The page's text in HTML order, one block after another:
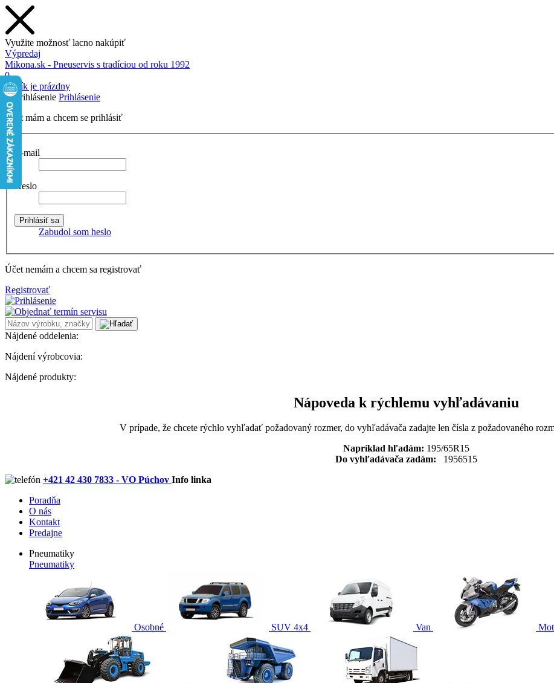
Využite možnosť lacno nakúpiť
Výpredaj
Mikona.sk - Pneuservis s tradíciou od roku 1992
0
Košík je prázdny
Prihlásenie
Účet mám a chcem se prihlásiť
E-mail
Heslo
Zabudol som heslo
Účet nemám a chcem sa registrovať
Registrovať
Nájdené oddelenia:
Nájdení výrobcovia:
Nájdené produkty:
Nápoveda k rýchlemu vyhľadávaniu
V prípade, že chcete rýchlo vyhľadať požadovaný rozmer, do vyhľadávača zadajte len čísla z požadovaného
Napríklad hľadám: 195/65R15
Do vyhľadávača zadám: 1956515
+421 42 430 7833 - VO Púchov Info linka
Poradňa
O nás
Kontakt
Predajne
Pneumatiky
Pneumatiky
Osobné SUV 4x4 Van